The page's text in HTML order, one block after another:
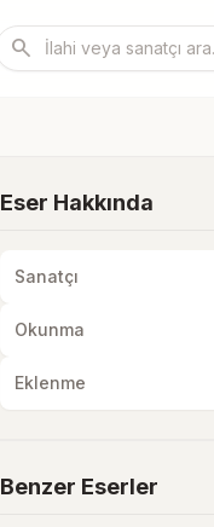
search
Eser Hakkında
Sanatçı
Okunma
Eklenme
Benzer Eserler